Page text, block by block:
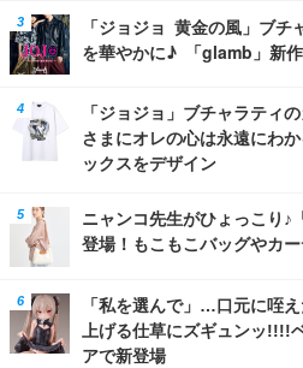
「ジョジョ 黄金の風」ブチ
を華やかに♪ 「glamb」新
「ジョジョ」ブチャラティ
さまにオレの心は永遠にわ
ックスをデザイン
ニャンコ先生がひょっこり♪
登場！もこもこバッグやカ
「私を選んで」…口元に咥
上げる仕草にズギュンッ!!!!
アで新登場